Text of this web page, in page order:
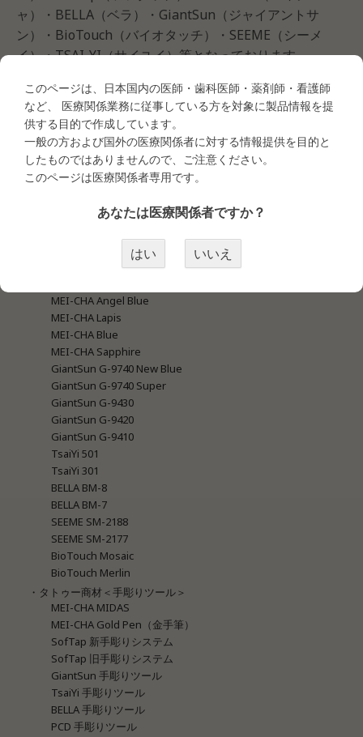
ャ）・BELLA（ベラ）・GiantSun（ジャイアントサ
ン）・BioTouch（バイオタッチ）・SEEME（シーメ
イ）・TSAI-YI（サイユイ）等となっております。
商品カテゴリー
・タトゥー商材＜マシン関連＞
MEI-CHA Angel Blue
MEI-CHA Lapis
MEI-CHA Blue
MEI-CHA Sapphire
GiantSun G-9740 New Blue
GiantSun G-9740 Super
GiantSun G-9430
GiantSun G-9420
GiantSun G-9410
TsaiYi 501
TsaiYi 301
BELLA BM-8
BELLA BM-7
SEEME SM-2188
SEEME SM-2177
BioTouch Mosaic
BioTouch Merlin
・タトゥー商材＜手彫りツール＞
MEI-CHA MIDAS
MEI-CHA Gold Pen（金手筆）
SofTap 新手彫りシステム
SofTap 旧手彫りシステム
GiantSun 手彫りツール
TsaiYi 手彫りツール
BELLA 手彫りツール
PCD 手彫りツール
このページは、日本国内の医師・歯科医師・薬剤師・看護師
など、 医療関係業務に従事している方を対象に製品情報を提
供する目的で作成しています。
一般の方および国外の医療関係者に対する情報提供を目的と
したものではありませんので、ご注意ください。
このページは医療関係者専用です。
あなたは医療関係者ですか？
はい いいえ